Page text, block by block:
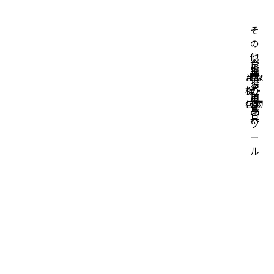
掃
除
道
具
生
活
用
品
台
所
の
道
具
食
卓
の
道
具
バッ
グ・
小物
まな
板・
包丁
そ
の
他
キ
ッ
チ
ン
ツ
ー
ル